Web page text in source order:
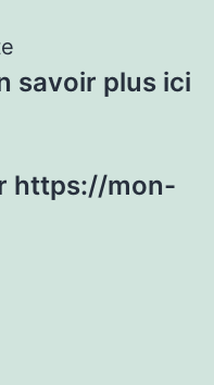
savoir plus ici
https://mon-